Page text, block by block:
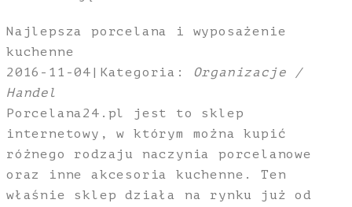
Najlepsza porcelana i wyposażenie
kuchenne
2016-11-04 | Kategoria: Organizacje /
Handel
Porcelana24.pl jest to sklep
internetowy, w którym można kupić
różnego rodzaju naczynia porcelanowe
oraz inne akcesoria kuchenne. Ten
właśnie sklep działa na rynku już od